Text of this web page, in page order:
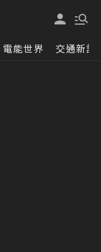
電能世界 交通新訊